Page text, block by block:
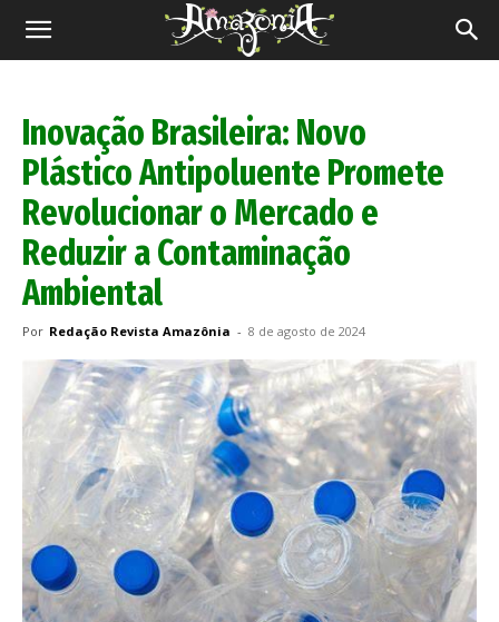
Revista
Inovação Brasileira: Novo
Plástico Antipoluente Promete
Revolucionar o Mercado e
Reduzir a Contaminação
Ambiental
Por Redação Revista Amazônia - 8 de agosto de 2024